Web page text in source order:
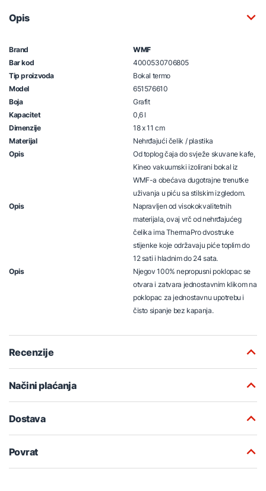
Opis
Brand
WMF
Bar kod
4000530706805
Tip proizvoda
Bokal termo
Model
651576610
Boja
Grafit
Kapacitet
0,6 l
Dimenzije
18 x 11 cm
Materijal
Nehrđajući čelik / plastika
Opis
Od toplog čaja do svježe skuvane kafe,
Kineo vakuumski izolirani bokal iz
WMF-a obećava dugotrajne trenutke
uživanja u piću sa stilskim izgledom.
Opis
Napravljen od visokokvalitetnih
materijala, ovaj vrč od nehrđajućeg
čelika ima ThermaPro dvostruke
stijenke koje održavaju piće toplim do
12 sati i hladnim do 24 sata.
Opis
Njegov 100% nepropusni poklopac se
otvara i zatvara jednostavnim klikom na
poklopac za jednostavnu upotrebu i
čisto sipanje bez kapanja.
Recenzije
Načini plaćanja
Dostava
Povrat